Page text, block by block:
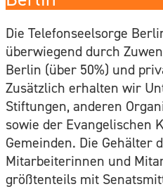
Die Telefonseelsorge
überwiegend durch
Berlin (über 50%) und
Zusätzlich erhalten wir
Stiftungen, anderen
sowie der Evangelischen
Gemeinden. Die Gehälter
Mitarbeiterinnen und
größtenteils mit